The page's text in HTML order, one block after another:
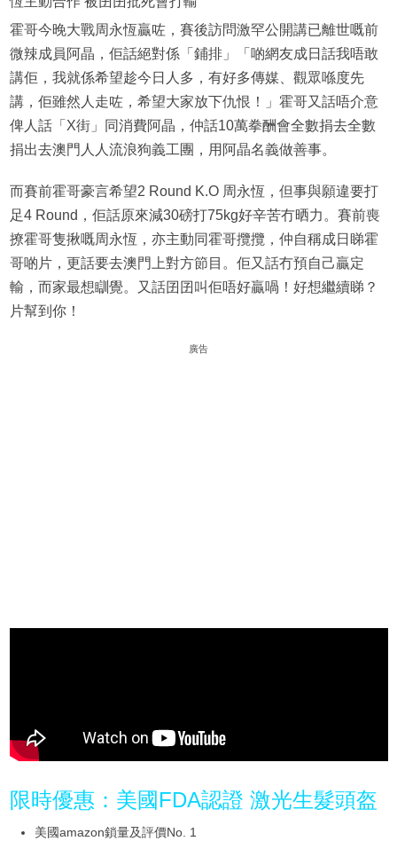
霍哥今晚大戰周永恆贏咗，賽後訪問激罕公開講已離世嘅前
微辣成員阿晶，佢話絕對係「鋪排」「啲網友成日話我唔敢
講佢，我就係希望趁今日人多，有好多傳媒、觀眾喺度先
講，佢雖然人走咗，希望大家放下仇恨！」霍哥又話唔介意
俾人話「X街」同消費阿晶，仲話10萬拳酬會全數捐去全數
捐出去澳門人人流浪狗義工團，用阿晶名義做善事。
而賽前霍哥豪言希望2 Round K.O 周永恆，但事與願違要打
足4 Round，佢話原來減30磅打75kg好辛苦冇晒力。賽前喪
撩霍哥隻揪嘅周永恆，亦主動同霍哥攬攬，仲自稱成日睇霍
哥啲片，更話要去澳門上對方節目。佢又話冇預自己贏定
輸，而家最想瞓覺。又話囝囝叫佢唔好贏喎！好想繼續睇？
片幫到你！
廣告
限時優惠：美國FDA認證 激光生髮頭盔
美國amazon鎖量及評價No. 1